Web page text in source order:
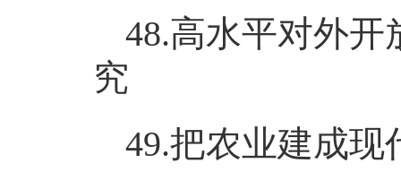
48.高水平对外
究
49.把农业建成